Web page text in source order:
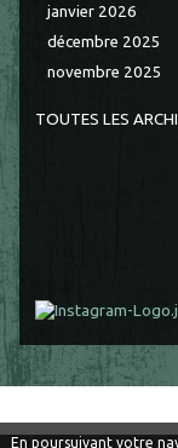
En poursuivant votre
janvier 2026
décembre 2025
novembre 2025
TOUTES LES